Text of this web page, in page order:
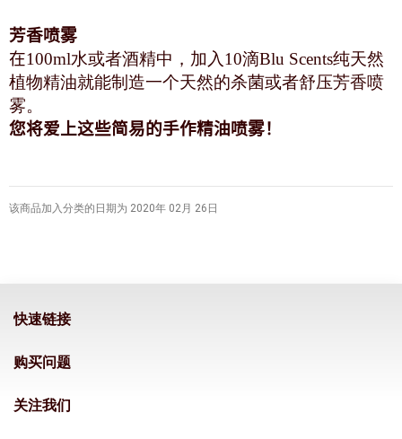
芳香喷雾
在100ml水或者酒精中，加入10滴Blu Scents纯天然
植物精油就能制造一个天然的杀菌或者舒压芳香喷
雾。
您将爱上这些简易的手作精油喷雾！
该商品加入分类的日期为 2020年 02月 26日
快速链接
购买问题
关注我们